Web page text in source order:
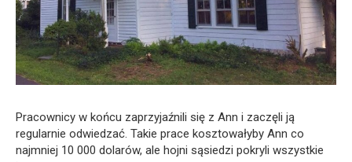
Pracownicy w końcu zaprzyjaźnili się z Ann i zaczęli ją
regularnie odwiedzać. Takie prace kosztowałyby Ann co
najmniej 10 000 dolarów, ale hojni sąsiedzi pokryli wszystkie